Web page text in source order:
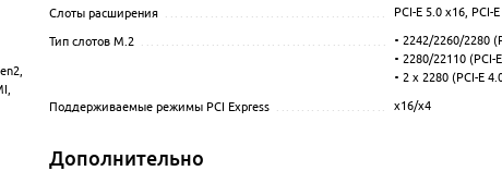
Слоты расширения PCI-E 5.0 x16, PCI-
Тип слотов M.2
2242/2260/2280
2280/22110 (PCI-
2 x 2280 (PCI-E
Поддерживаемые режимы PCI Express x16/x4
Дополнительно